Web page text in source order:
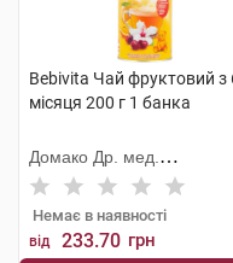
Bebivita Чай фруктовий з
місяця 200 г 1 банка
Домако Др. мед.
Ауфдермаур АГ
Немає в наявності
від 233.70 грн